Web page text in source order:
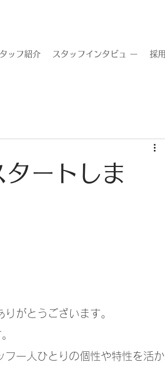
ッフ紹介 スタッフインタビュ ー 採用
ートしま
がとうございます。
フ一人ひとりの個性や特性を活か